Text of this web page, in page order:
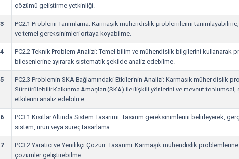
çözümü geliştirme yetkinliği.
3
PC2.1 Problemi Tanımlama: Karmaşık mühendislik problemlerini
ve temel gereksinimleri ortaya koyabilme.
4
PC2.2 Teknik Problem Analizi: Temel bilim ve mühendislik bilgilerini kullanarak
bileşenlerine ayırarak sistematik şekilde analiz edebilme.
5
PC2.3 Problemin SKA Bağlamındaki Etkilerinin Analizi: Karmaşık mühendislik
Sürdürülebilir Kalkınma Amaçları (SKA) ile ilişkili yönlerini ve mevcut
etkilerini analiz edebilme.
6
PC3.1 Kısıtlar Altında Sistem Tasarımı: Tasarım gereksinimlerini belirleyerek,
sistem, ürün veya süreç tasarlama.
7
PC3.2 Yaratıcı ve Yenilikçi Çözüm Tasarımı: Karmaşık mühendislik
çözümler geliştirebilme.